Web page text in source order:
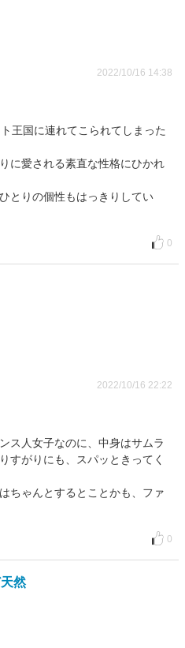
2022/10/16 14:38
王国に連れてこられてしまった
に愛される素直な性格にひかれ
とりの個性もはっきりしてい
0
2022/10/16 22:22
ス人女子なのに、中身はサムラ
すがりにも、スパッときってく
ちゃんとするとことかも、ファ
0
然